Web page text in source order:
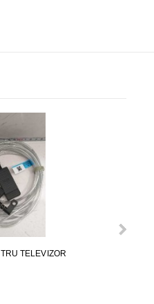
TELEVIZOR